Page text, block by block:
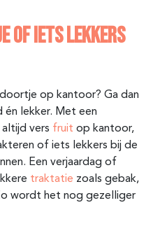
OF IETS LEKKERS
op kantoor? Ga dan
én lekker. Met een
vers fruit op kantoor,
of iets lekkers bij de
Een verjaardag of
traktatie zoals gebak,
wordt het nog gezelliger